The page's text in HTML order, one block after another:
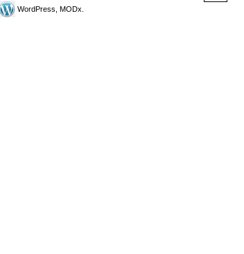
WordPress, MODx.